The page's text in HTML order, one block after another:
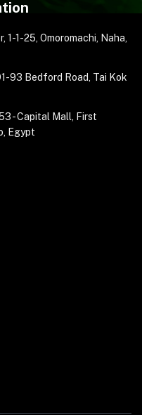
1-1-25, Omoromachi, Naha,
93 Bedford Road, Tai Kok
- Capital Mall,
First
Egypt